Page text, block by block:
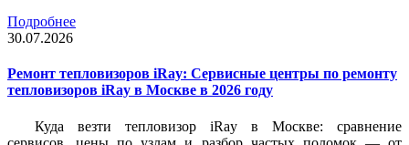
Подробнее
30.07.2026
Ремонт тепловизоров iRay: Сервисные центры по ремонту
тепловизоров iRay в Москве в 2026 году
Куда везти тепловизор iRay в Москве: сравнение